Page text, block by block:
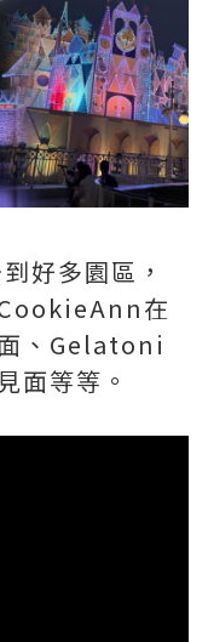
好多園區，
在
、Gelatoni
面等等。